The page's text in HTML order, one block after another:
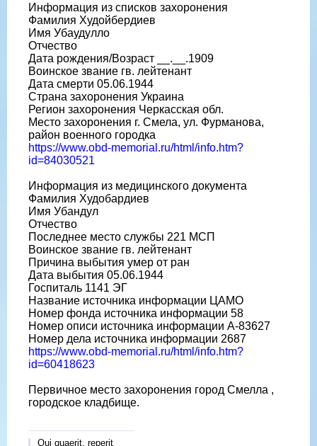
Информация из списков захоронения
Фамилия Худойбердиев
Имя Убаудулло
Отчество
Дата рождения/Возраст __.__.1909
Воинское звание гв. лейтенант
Дата смерти 05.06.1944
Страна захоронения Украина
Регион захоронения Черкасская обл.
Место захоронения г. Смела, ул. Фурманова,
район военного городка
https://www.obd-memorial.ru/html/info.htm?
id=84030521
Информация из медицинского документа
Фамилия Худобардиев
Имя Убандул
Отчество
Последнее место службы 221 МСП
Воинское звание гв. лейтенант
Причина выбытия умер от ран
Дата выбытия 05.06.1944
Госпиталь 1141 ЭГ
Название источника информации ЦАМО
Номер фонда источника информации 58
Номер описи источника информации А-83627
Номер дела источника информации 2687
https://www.obd-memorial.ru/html/info.htm?
id=60418623
Первичное место захоронения город Смелла ,
городское кладбище.
Qui quaerit, reperit